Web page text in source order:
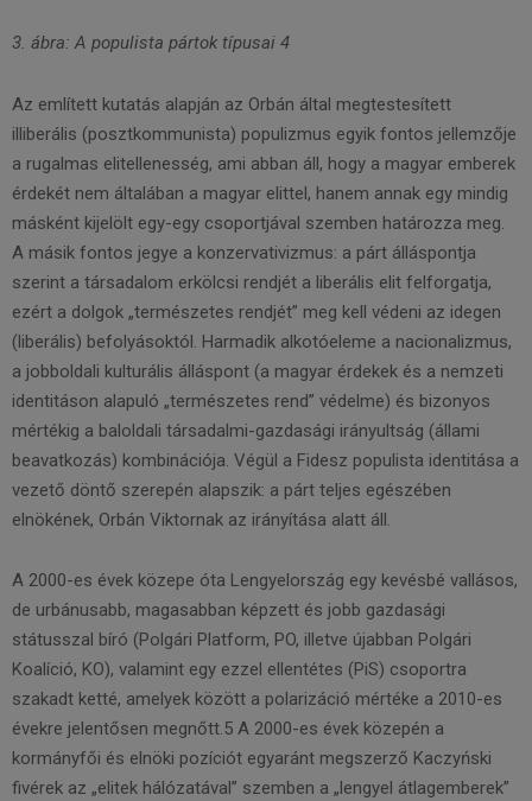
3. ábra: A populista pártok típusai 4
Az említett kutatás alapján az Orbán által megtestesített
illiberális (posztkommunista) populizmus egyik fontos jellemzője
a rugalmas elitellenesség, ami abban áll, hogy a magyar emberek
érdekét nem általában a magyar elittel, hanem annak egy mindig
másként kijelölt egy-egy csoportjával szemben határozza meg.
A másik fontos jegye a konzervativizmus: a párt álláspontja
szerint a társadalom erkölcsi rendjét a liberális elit felforgatja,
ezért a dolgok „természetes rendjét” meg kell védeni az idegen
(liberális) befolyásoktól. Harmadik alkotóeleme a nacionalizmus,
a jobboldali kulturális álláspont (a magyar érdekek és a nemzeti
identitáson alapuló „természetes rend” védelme) és bizonyos
mértékig a baloldali társadalmi-gazdasági irányultság (állami
beavatkozás) kombinációja. Végül a Fidesz populista identitása a
vezető döntő szerepén alapszik: a párt teljes egészében
elnökének, Orbán Viktornak az irányítása alatt áll.
A 2000-es évek közepe óta Lengyelország egy kevésbé vallásos,
de urbánusabb, magasabban képzett és jobb gazdasági
státusszal bíró (Polgári Platform, PO, illetve újabban Polgári
Koalíció, KO), valamint egy ezzel ellentétes (PiS) csoportra
szakadt ketté, amelyek között a polarizáció mértéke a 2010-es
évekre jelentősen megnőtt.5 A 2000-es évek közepén a
kormányfői és elnöki pozíciót egyaránt megszerző Kaczyński
fivérek az „elitek hálózatával” szemben a „lengyel átlagemberek”